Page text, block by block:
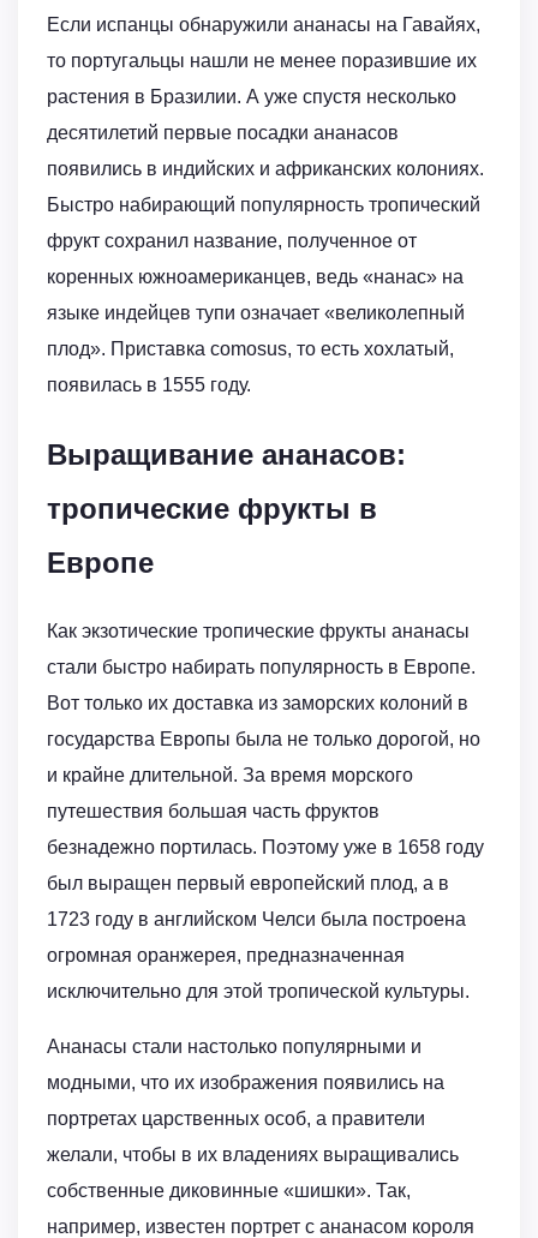
Если испанцы обнаружили ананасы на Гавайях,
то португальцы нашли не менее поразившие их
растения в Бразилии. А уже спустя несколько
десятилетий первые посадки ананасов
появились в индийских и африканских колониях.
Быстро набирающий популярность тропический
фрукт сохранил название, полученное от
коренных южноамериканцев, ведь «нанас» на
языке индейцев тупи означает «великолепный
плод». Приставка comosus, то есть хохлатый,
появилась в 1555 году.
Выращивание ананасов:
тропические фрукты в
Европе
Как экзотические тропические фрукты ананасы
стали быстро набирать популярность в Европе.
Вот только их доставка из заморских колоний в
государства Европы была не только дорогой, но
и крайне длительной. За время морского
путешествия большая часть фруктов
безнадежно портилась. Поэтому уже в 1658 году
был выращен первый европейский плод, а в
1723 году в английском Челси была построена
огромная оранжерея, предназначенная
исключительно для этой тропической культуры.
Ананасы стали настолько популярными и
модными, что их изображения появились на
портретах царственных особ, а правители
желали, чтобы в их владениях выращивались
собственные диковинные «шишки». Так,
например, известен портрет с ананасом короля